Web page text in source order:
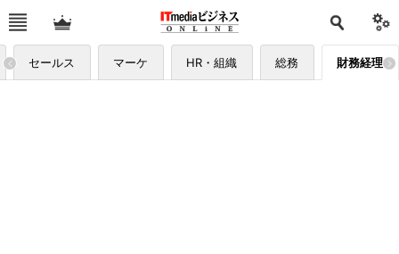
セールス マーケ HR・組織 総務 財務経理